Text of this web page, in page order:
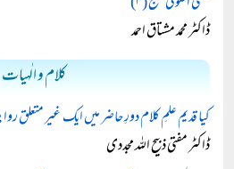
ڈاکٹر محمد مشتاق احمد
کلام و الٰہیات
کیا قدیم علمِ کلام دورِ حاضر میں ایک غیر متعلق
ڈاکٹر مفتی ذبیح اللہ مجددی